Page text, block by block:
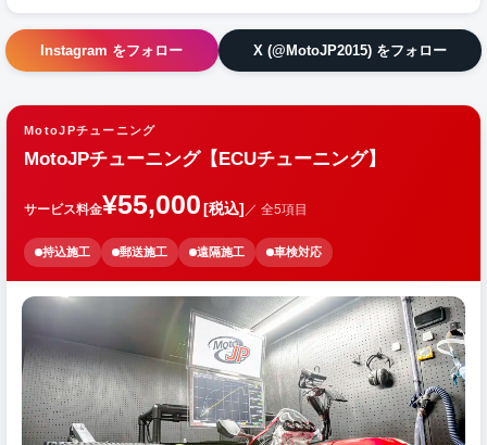
Instagram をフォロー X (@MotoJP2015) をフォロー
MotoJPチューニング
MotoJPチューニング【ECUチューニング】
サービス料金¥55,000[税込] ／ 全5項目
持込施工 郵送施工 遠隔施工 車検対応